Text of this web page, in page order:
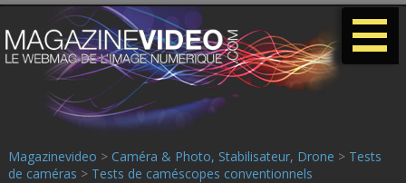
Magazinevideo > Caméra & Photo, Stabilisateur, Drone > Tests
de caméras > Tests de caméscopes conventionnels
-
-
-